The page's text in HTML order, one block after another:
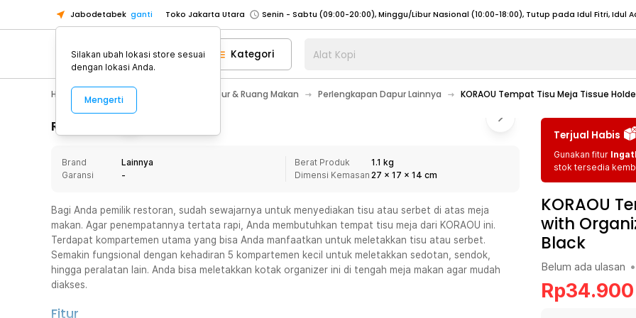
Jabodetabek ganti Toko Jakarta Utara
Toko Tangerang
Toko Cikupa
Pick n Go Jakarta Barat
Senin - Jumat (07:00 - 20:00), Sabtu - Minggu (08:00 - 20:00), Tutup pada Idul Fitri
Pick n Go Bekasi
Senin - Jumat (08:00 - 20:00), Sabtu - Minggu/ Libur Nasional (08:00 - 17:00) Selengkapnya
Senin - Jumat (08:00 - 20:00), Sabtu - Minggu/ Libur Nasional (08:00 - 17:00) Selengkapnya
Senin - Sabtu (09:00-20:00), Minggu/Libur Nasional (12:00-20:00), Tutup pada Idul Fitri
Senin - Sabtu (09:00-20:00), Minggu/Libur Nasional (12:00-20:00), Tutup pada Idul Fitri
Toko Tangerang
Toko Cikupa
Pick n Go Jakarta Barat
Senin - Jumat (07:00 - 20:00), Sabtu - Minggu (08:00 - 20:00), Tutup pada Idul Fitri
Pick n Go Bekasi
Senin - Jumat (08:00 - 20:00), Sabtu - Minggu/ Libur Nasional (08:00 - 17:00) Selengkapnya
Senin - Jumat (08:00 - 20:00), Sabtu - Minggu/ Libur Nasional (08:00 - 17:00) Selengkapnya
Kategori Alat Kopi
Home Appliance Perlengkapan Dapur & Ruang Makan Perlengkapan Dapur Lainnya KORAOU Tempat Tisu Meja Tissue
Rincian Produk
Brand
Lainnya
Garansi
-
Berat Produk
1.1 kg
Dimensi Kemasan 27 x 17 x 14 cm
Bagi Anda pemilik restoran, sudah sewajarnya untuk menyediakan tisu atau serbet di atas meja
makan. Agar penempatannya tertata rapi, Anda membutuhkan tempat tisu meja dari KORAOU ini.
Terdapat kompartemen utama yang bisa Anda manfaatkan untuk meletakkan tisu atau serbet.
Semakin fungsional dengan kehadiran 5 kompartemen kecil untuk meletakkan sedotan, sendok,
hingga peralatan lain. Anda bisa meletakkan kotak organizer ini di tengah meja makan agar mudah
diakses.
Fitur
Terjual Habis
Gunakan fitur
stok tersedia
KORAOU
with
Black
Belum ada ulasan •
Rp34.900
Silakan ubah lokasi store sesuai
dengan lokasi Anda.
Mengerti